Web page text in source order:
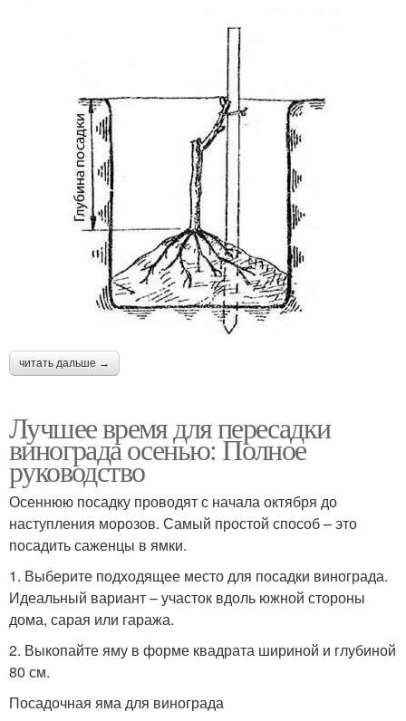
читать дальше →
Лучшее время для пересадки
винограда осенью: Полное
руководство
Осеннюю посадку проводят с начала октября до
наступления морозов. Самый простой способ – это
посадить саженцы в ямки.
1. Выберите подходящее место для посадки винограда.
Идеальный вариант – участок вдоль южной стороны
дома, сарая или гаража.
2. Выкопайте яму в форме квадрата шириной и глубиной
80 см.
Посадочная яма для винограда